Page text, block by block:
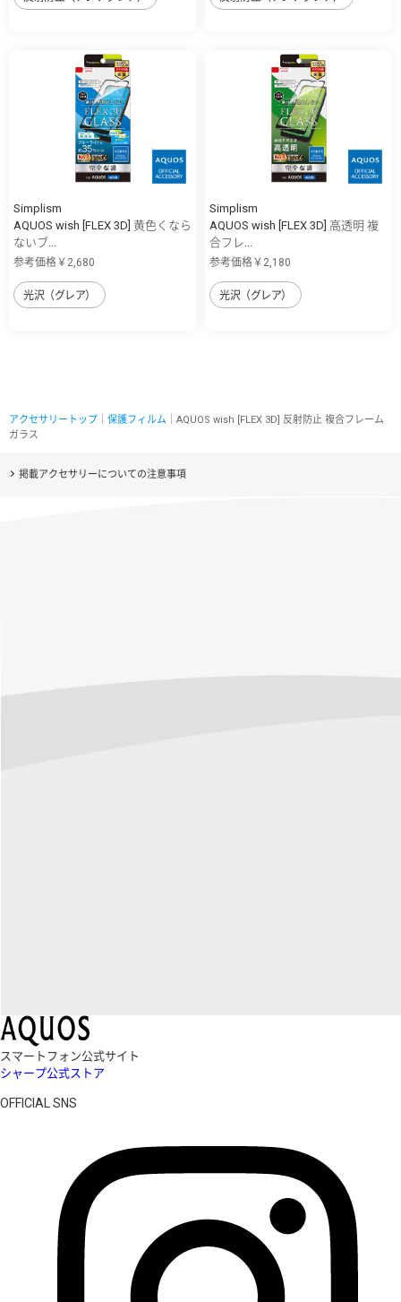
Simplism
AQUOS wish [FLEX 3D] 黄色くなら
ないブ...
参考価格￥2,680
光沢（グレア）
Simplism
AQUOS wish [FLEX 3D] 高透明 複
合フレ...
参考価格￥2,180
光沢（グレア）
アクセサリートップ 保護フィルム ｜AQUOS wish [FLEX 3D] 反射防止 複合フレーム
ガラス
掲載アクセサリーについての注意事項
スマートフォン公式サイト
シャープ公式ストア
OFFICIAL SNS